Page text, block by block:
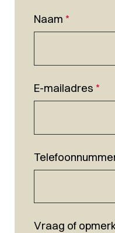
Naam *
E-mailadres *
Vraag of